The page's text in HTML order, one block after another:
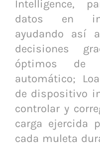
Intelligence,
datos en
ayudando así
decisiones
óptimos de
automático;
de dispositivo
controlar y
carga ejercida
cada muleta